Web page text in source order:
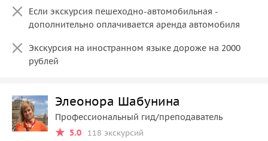
Если экскурсия пешеходно-автомобильная -
дополнительно оплачивается аренда автомобиля
Экскурсия на иностранном языке дороже на 2000
рублей
Элеонора Шабунина
Профессиональный гид/преподаватель
5.0
118 экскурсий